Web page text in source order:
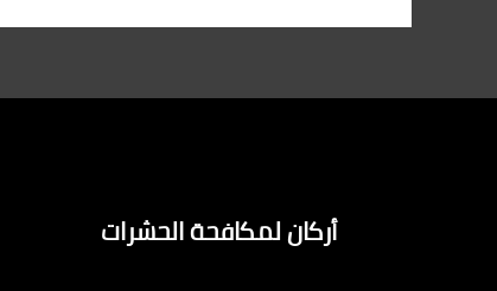
أركان لمكافحة الحشرات